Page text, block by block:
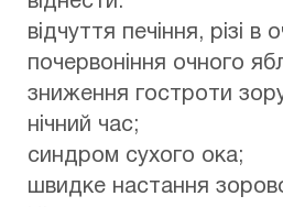
відчуття печіння, різі в
почервоніння очного
зниження гостроти
нічний час;
синдром сухого ока;
швидке настання